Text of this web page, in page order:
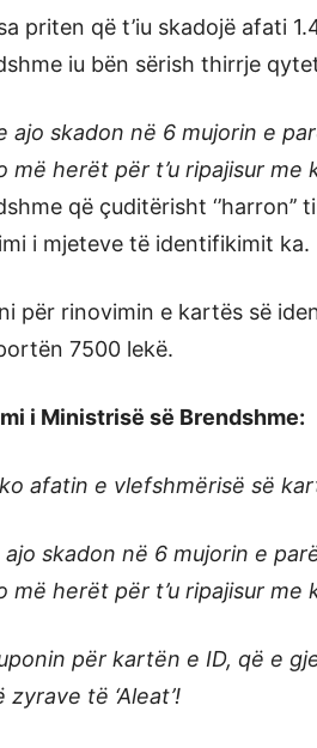
priten që t’iu skadojë afati
iu bën sërish thirrje
ajo skadon në 6 mujorin e
më herët për t’u ripajisur me
që çuditërisht
i mjeteve të identifikimit ka.
për rinovimin e kartës së
7500 lekë.
i Ministrisë së Brendshme:
afatin e vlefshmërisë së
ajo skadon në 6 mujorin e
më herët për t’u ripajisur me
për kartën e ID, që e
zyrave të ‘Aleat’!